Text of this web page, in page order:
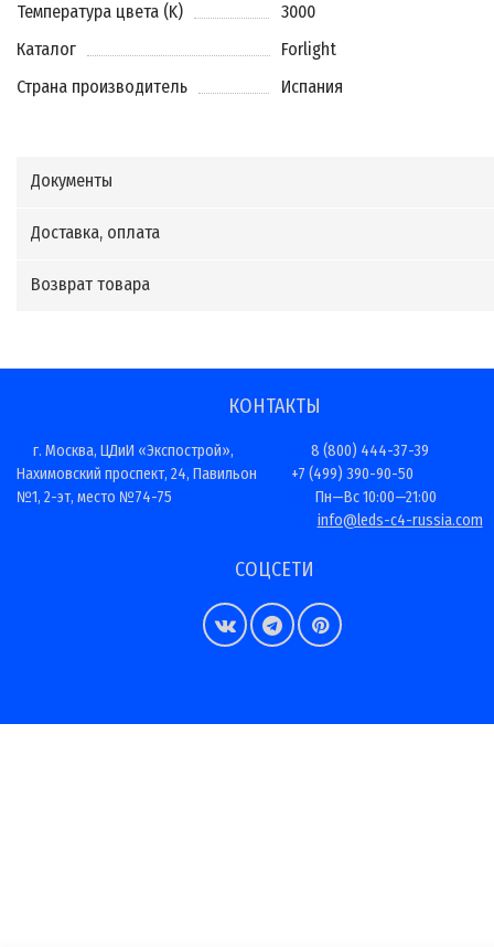
Температура цвета (K)
3000
Каталог
Forlight
Страна производитель
Испания
Документы
Доставка, оплата
Возврат товара
КОНТАКТЫ
г. Москва, ЦДиИ «Экспострой»,
Нахимовский проспект, 24, Павильон
№1, 2-эт, место №74-75
8 (800) 444-37-39
+7 (499) 390-90-50
Пн—Вс 10:00—21:00
info@leds-c4-russia.com
СОЦСЕТИ